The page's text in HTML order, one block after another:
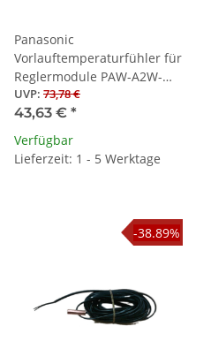
Panasonic
Vorlauftemperaturfühler für
Reglermodule PAW-A2W-
TSBH (Gen. M)
UVP: 73,78 €
43,63 € *
Verfügbar
Lieferzeit: 1 - 5 Werktage
-38.89%